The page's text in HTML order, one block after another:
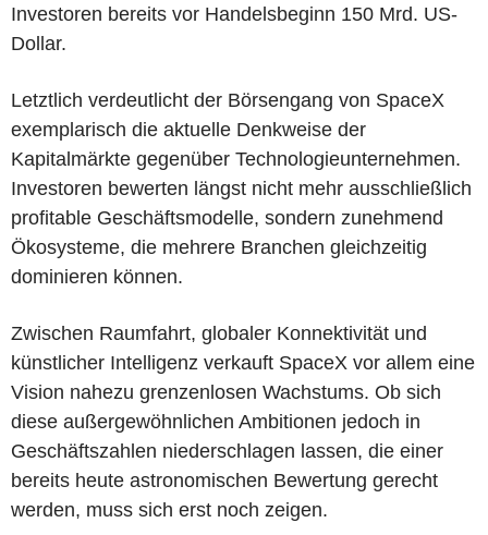
Investoren bereits vor Handelsbeginn 150 Mrd. US-
Dollar.
Letztlich verdeutlicht der Börsengang von SpaceX
exemplarisch die aktuelle Denkweise der
Kapitalmärkte gegenüber Technologieunternehmen.
Investoren bewerten längst nicht mehr ausschließlich
profitable Geschäftsmodelle, sondern zunehmend
Ökosysteme, die mehrere Branchen gleichzeitig
dominieren können.
Zwischen Raumfahrt, globaler Konnektivität und
künstlicher Intelligenz verkauft SpaceX vor allem eine
Vision nahezu grenzenlosen Wachstums. Ob sich
diese außergewöhnlichen Ambitionen jedoch in
Geschäftszahlen niederschlagen lassen, die einer
bereits heute astronomischen Bewertung gerecht
werden, muss sich erst noch zeigen.